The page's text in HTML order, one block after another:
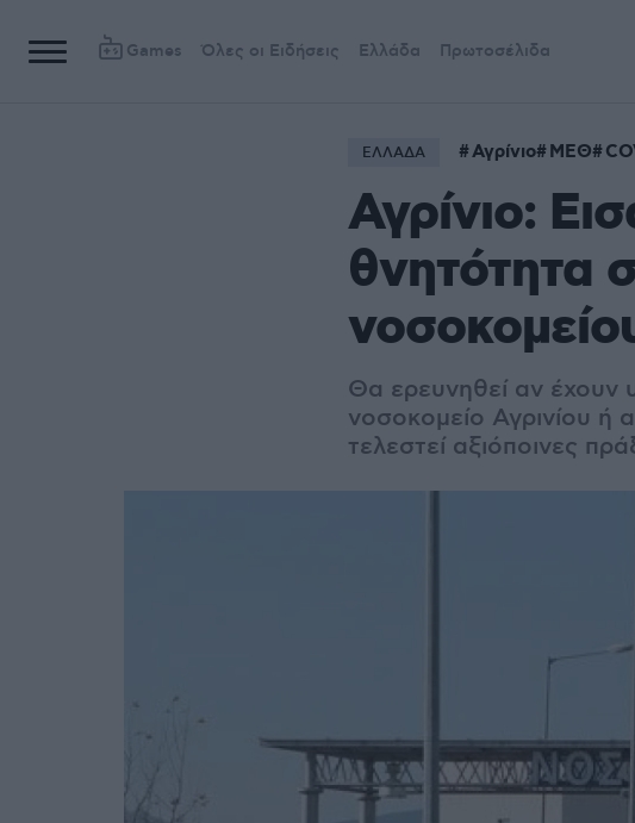
Games Όλες οι Ειδήσεις Ελλάδα Πρωτοσέλιδα
ΕΛΛΑΔΑ Αγρίνιο ΜΕΘ
Αγρίνιο:
θνητότητα
Θα ερευνηθεί αν έχουν
νοσοκομείο Αγρινίου ή
τελεστεί αξιόποινες